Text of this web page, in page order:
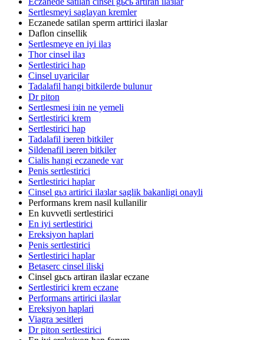
Sertlesmeyi saglayan kremler
Eczanede satilan sperm arttirici ilaзlar
Daflon cinsellik
Sertlesmeye en iyi ilaз
Thor cinsel ilaз
Sertlestirici hap
Cinsel uyaricilar
Tadalafil hangi bitkilerde bulunur
Dr piton
Sertlesmesi iзin ne yemeli
Sertlestirici krem
Sertlestirici hap
Tadalafil iзeren bitkiler
Sildenafil iзeren bitkiler
Cialis hangi eczanede var
Penis sertlestirici
Sertlestirici haplar
Cinsel gьз artirici ilaзlar saglik bakanligi onayli
Performans krem nasil kullanilir
En kuvvetli sertlestirici
En iyi sertlestirici
Ereksiyon haplari
Penis sertlestirici
Sertlestirici haplar
Betaserc cinsel iliski
Cinsel gьcь artiran ilaзlar eczane
Sertlestirici krem eczane
Performans artirici ilaзlar
Ereksiyon haplari
Viagra зesitleri
Dr piton sertlestirici